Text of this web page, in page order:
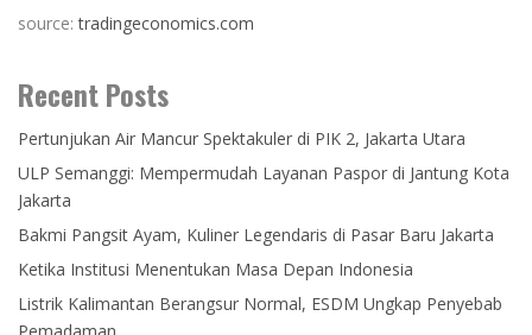
source:tradingeconomics.com
Recent Posts
Pertunjukan Air Mancur Spektakuler di PIK 2, Jakarta Utara
ULP Semanggi: Mempermudah Layanan Paspor di Jantung Kota
Jakarta
Bakmi Pangsit Ayam, Kuliner Legendaris di Pasar Baru Jakarta
Ketika Institusi Menentukan Masa Depan Indonesia
Listrik Kalimantan Berangsur Normal, ESDM Ungkap Penyebab